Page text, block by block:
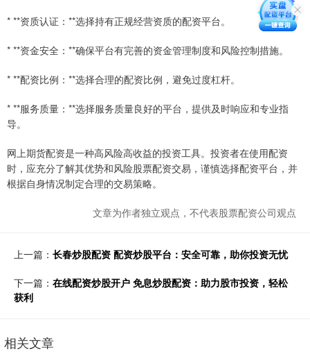
* **资质认证：**选择持有正规经营资质的配资平台。
* **资金安全：**确保平台有完善的资金管理制度和风险控制措施。
* **配资比例：**选择合理的配资比例，避免过度杠杆。
* **服务质量：**选择服务质量良好的平台，提供及时响应和专业指
导。
网上期货配资是一种高风险高收益的投资工具。投资者在使用配资
时，应充分了解其优势和风险股票配资交易，谨慎选择配资平台，并
根据自身情况制定合理的交易策略。
文章为作者独立观点，不代表股票配资公司观点
上一篇： 长春炒股配资 配资炒股平台：安全可靠，助你投资无忧
下一篇： 在线配资炒股开户 免息炒股配资：助力股市投资，轻松
获利
相关文章